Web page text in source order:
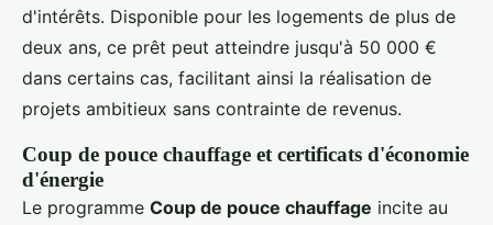
d'intérêts. Disponible pour les logements de plus de
deux ans, ce prêt peut atteindre jusqu'à 50 000 €
dans certains cas, facilitant ainsi la réalisation de
projets ambitieux sans contrainte de revenus.
Coup de pouce chauffage et certificats d'économie
d'énergie
Le programme Coup de pouce chauffage incite au